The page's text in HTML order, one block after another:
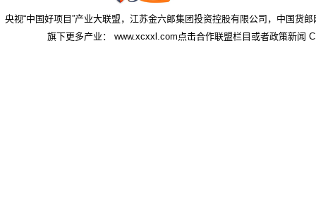
央视“中国好项目”产业大联盟，江苏金六郎集团投资控股有限公司，中国货
旗下更多产业： www.xcxxl.com点击合作联盟栏目或者政策新闻